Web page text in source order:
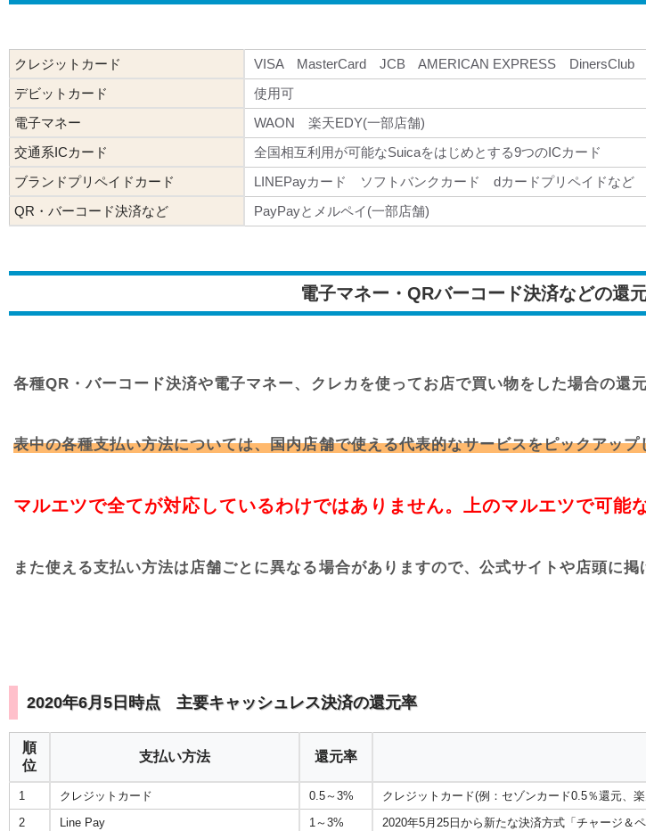
クレジットカード
VISA MasterCard JCB AMERICAN EXPRESS DinersClub
デビットカード
使用可
電子マネー
WAON 楽天EDY(一部店舗)
交通系ICカード
全国相互利用が可能なSuicaをはじめとする9つのICカード
ブランドプリペイドカード
LINEPayカード ソフトバンクカード dカードプリペイドなど
QR・バーコード決済など
PayPayとメルペイ(一部店舗)
電子マネー・QRバーコード決済などの還
各種QR・バーコード決済や電子マネー、クレカを使ってお店で買い物をした場合の還
表中の各種支払い方法については、国内店舗で使える代表的なサービスをピックアッ
マルエツで全てが対応しているわけではありません。上のマルエツで可能
また使える支払い方法は店舗ごとに異なる場合がありますので、公式サイトや店頭に
2020年6月5日時点 主要キャッシュレス決済の還元率
順
位
支払い方法 還元率
1 クレジットカード 0.5～3%
クレジットカード(例：セゾンカード0.5％還元、
2
Line Pay 1～3% 2020年5月25日から新たな決済方式「チャージ＆